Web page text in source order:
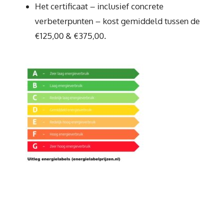
Het certificaat – inclusief concrete
verbeterpunten – kost gemiddeld tussen de
€125,00 & €375,00.